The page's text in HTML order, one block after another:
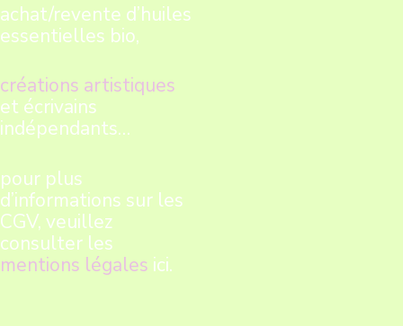
achat/revente d’huiles
essentielles bio,
créations artistiques
et écrivains
indépendants…
pour plus
d’informations sur les
CGV, veuillez
consulter les
mentions légales ici.